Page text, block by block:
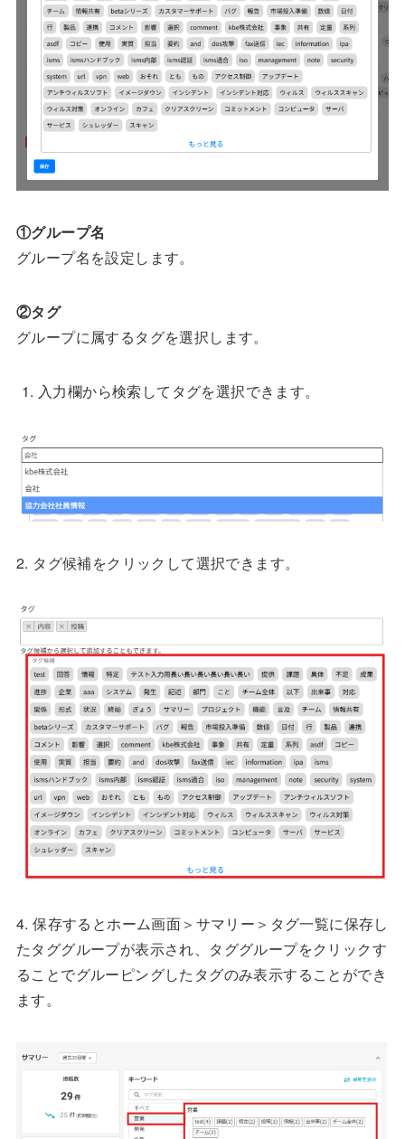
①グループ名
グループ名を設定します。
②タグ
グループに属するタグを選択します。
入力欄から検索してタグを選択できます。
2. タグ候補をクリックして選択できます。
4. 保存するとホーム画面＞サマリー＞タグ一覧に保存し
たタググループが表示され、タググループをクリックす
ることでグルーピングしたタグのみ表示することができ
ます。